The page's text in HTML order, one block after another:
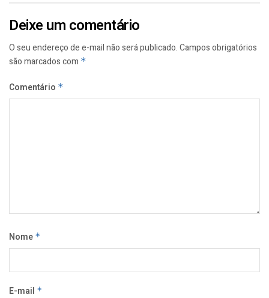
Deixe um comentário
O seu endereço de e-mail não será publicado.Campos obrigatórios
são marcados com *
Comentário *
Nome *
E-mail *